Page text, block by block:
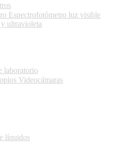
Espectrofotómetro luz visible
ultravioleta
laboratorio
Videocámaras
líquidos